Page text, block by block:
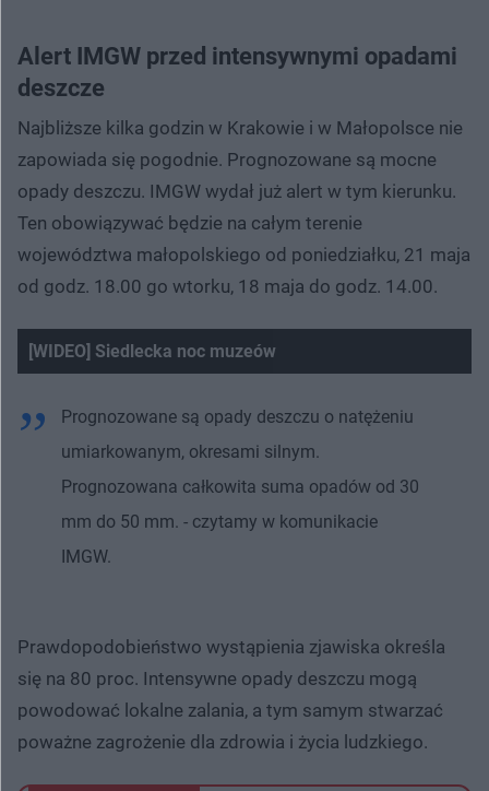
Alert IMGW przed intensywnymi opadami
deszcze
Najbliższe kilka godzin w Krakowie i w Małopolsce nie
zapowiada się pogodnie. Prognozowane są mocne
opady deszczu. IMGW wydał już alert w tym kierunku.
Ten obowiązywać będzie na całym terenie
województwa małopolskiego od poniedziałku, 21 maja
od godz. 18.00 go wtorku, 18 maja do godz. 14.00.
[WIDEO] Siedlecka noc muzeów
Spróbuj ponownie
Prognozowane są opady deszczu o natężeniu
umiarkowanym, okresami silnym.
Prognozowana całkowita suma opadów od 30
mm do 50 mm. - czytamy w komunikacie
IMGW.
Prawdopodobieństwo wystąpienia zjawiska określa
się na 80 proc. Intensywne opady deszczu mogą
powodować lokalne zalania, a tym samym stwarzać
poważne zagrożenie dla zdrowia i życia ludzkiego.